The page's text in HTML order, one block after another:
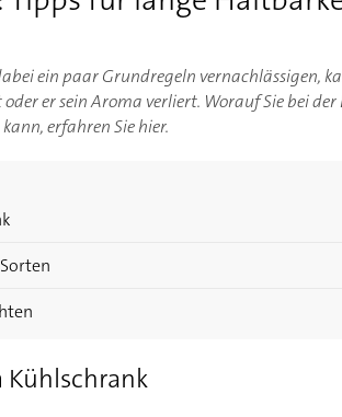
ein paar Grundregeln vernachlässigen,
er sein Aroma verliert. Worauf Sie bei
erfahren Sie hier.
Kühlschrank